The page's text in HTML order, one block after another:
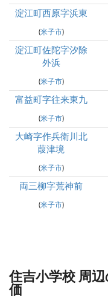
淀江町西原字浜東
(米子市)
淀江町佐陀字汐除
外浜
(米子市)
富益町字往来東九
(米子市)
大崎字作兵衛川北
葭津境
(米子市)
両三柳字荒神前
(米子市)
住吉小学校 周
価